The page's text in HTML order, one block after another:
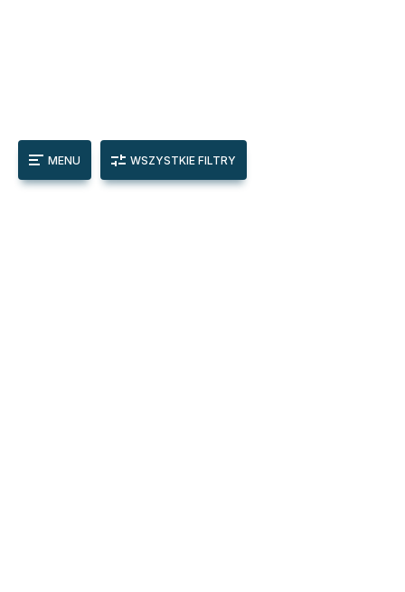
MENU WSZYSTKIE FILTRY